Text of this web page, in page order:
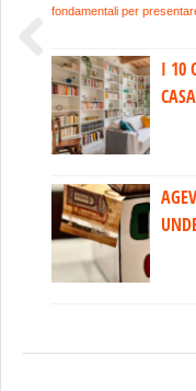
fondamentali per
I 10
CASA
IL
Previous